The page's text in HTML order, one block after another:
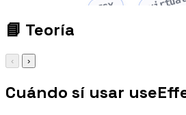
JSX
📘 Teoría
‹ ›
Cuándo sí usar